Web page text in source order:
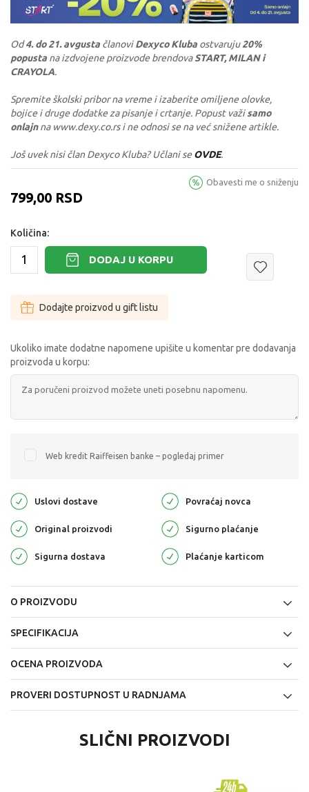
Od4. do 21. avgusta članoviDexyco Kluba ostvaruju20%
popusta na izdvojene proizvode brendovaSTART, MILAN i
CRAYOLA.
Spremite školski pribor na vreme i izaberite omiljene olovke,
bojice i druge dodatke za pisanje i crtanje. Popust važisamo
onlajnna www.dexy.co.rs i ne odnosi se na već snižene artikle.
Još uvek nisi član Dexyco Kluba? Učlani seOVDE.
799,00 RSD
Obavesti me o sniženju
Količina:
DODAJ U KORPU
Dodajte proizvod u gift listu
Ukoliko imate dodatne napomene upišite u komentar pre dodavanja
proizvoda u korpu:
Web kredit Raiffeisen banke – pogledaj primer
Uslovi dostave Povraćaj novca
Original proizvodi Sigurno plaćanje
Sigurna dostava Plaćanje karticom
O PROIZVODU
SPECIFIKACIJA
OCENA PROIZVODA
PROVERI DOSTUPNOST U RADNJAMA
SLIČNI PROIZVODI